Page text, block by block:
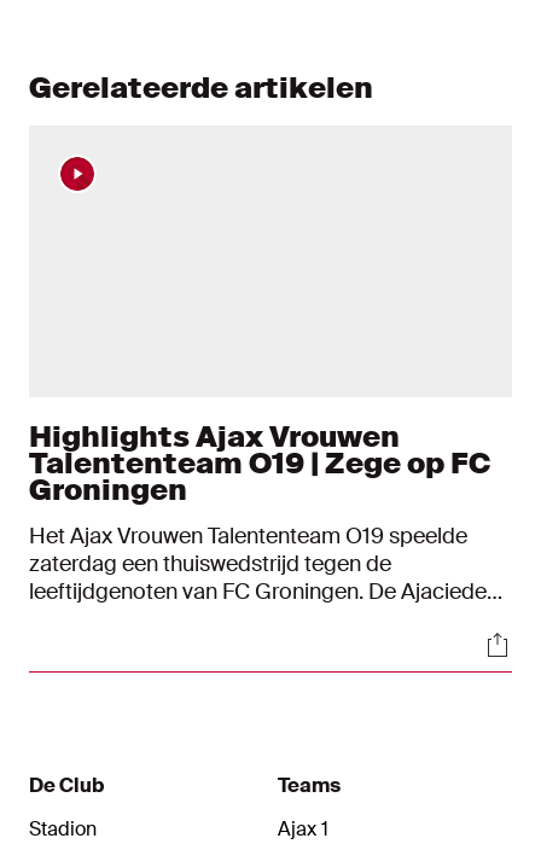
Gerelateerde artikelen
Highlights Ajax Vrouwen
Talententeam O19 | Zege op FC
Groningen
Het Ajax Vrouwen Talententeam O19 speelde
zaterdag een thuiswedstrijd tegen de
leeftijdgenoten van FC Groningen. De Ajacieden
zege. Elisa van Dijk was met twee doelpunten de
topschutter bij de thuisploeg. Sophie van Hunnik
De Club
Stadion
Teams
Ajax 1